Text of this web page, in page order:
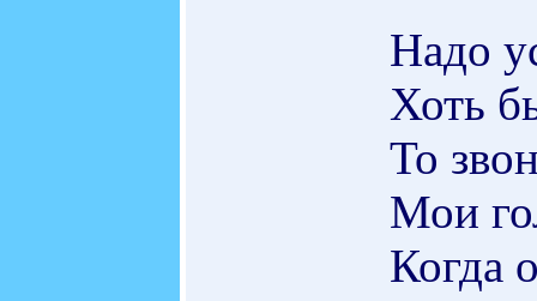
Надо
Хоть
То
Мои
Когда